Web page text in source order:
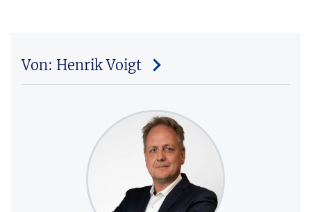
Von: Henrik Voigt